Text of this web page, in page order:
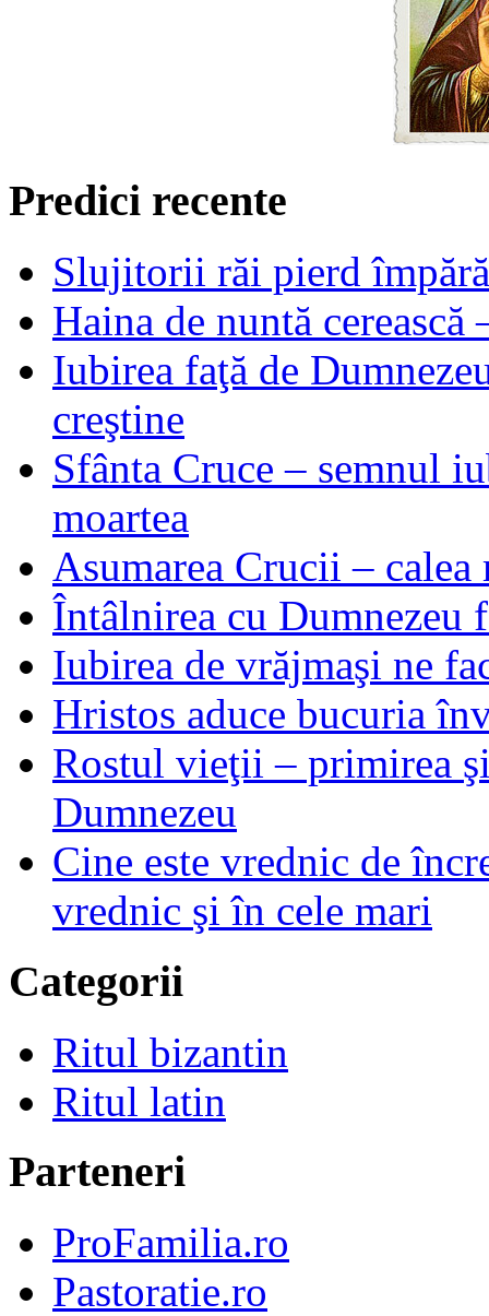
Predici recente
Slujitorii răi pierd
Haina de nuntă
Iubirea faţă de
creştine
Sfânta Cruce – semnul
moartea
Asumarea Crucii –
Întâlnirea cu Dumnezeu
Iubirea de vrăjmaşi ne
Hristos aduce bucuria
Rostul vieţii – primirea
Dumnezeu
Cine este vrednic de
vrednic şi în cele mari
Categorii
Ritul bizantin
Ritul latin
Parteneri
ProFamilia.ro
Pastoratie.ro